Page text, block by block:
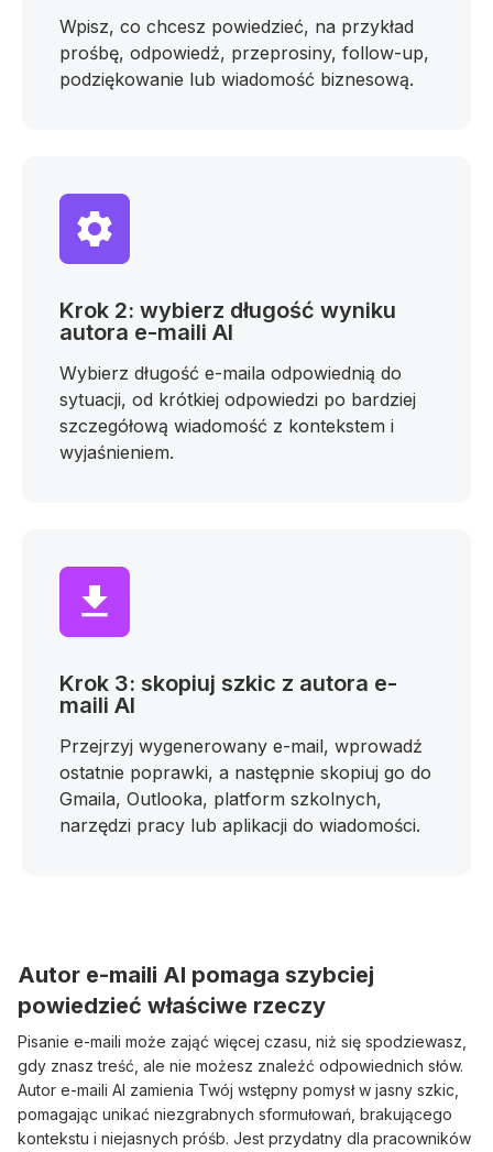
Wpisz, co chcesz powiedzieć, na przykład
prośbę, odpowiedź, przeprosiny, follow-up,
podziękowanie lub wiadomość biznesową.
Krok 2: wybierz długość wyniku
autora e-maili AI
Wybierz długość e-maila odpowiednią do
sytuacji, od krótkiej odpowiedzi po bardziej
szczegółową wiadomość z kontekstem i
wyjaśnieniem.
Krok 3: skopiuj szkic z autora e-
maili AI
Przejrzyj wygenerowany e-mail, wprowadź
ostatnie poprawki, a następnie skopiuj go do
Gmaila, Outlooka, platform szkolnych,
narzędzi pracy lub aplikacji do wiadomości.
Autor e-maili AI pomaga szybciej
powiedzieć właściwe rzeczy
Pisanie e-maili może zająć więcej czasu, niż się spodziewasz,
gdy znasz treść, ale nie możesz znaleźć odpowiednich słów.
Autor e-maili AI zamienia Twój wstępny pomysł w jasny szkic,
pomagając unikać niezgrabnych sformułowań, brakującego
kontekstu i niejasnych próśb. Jest przydatny dla pracowników